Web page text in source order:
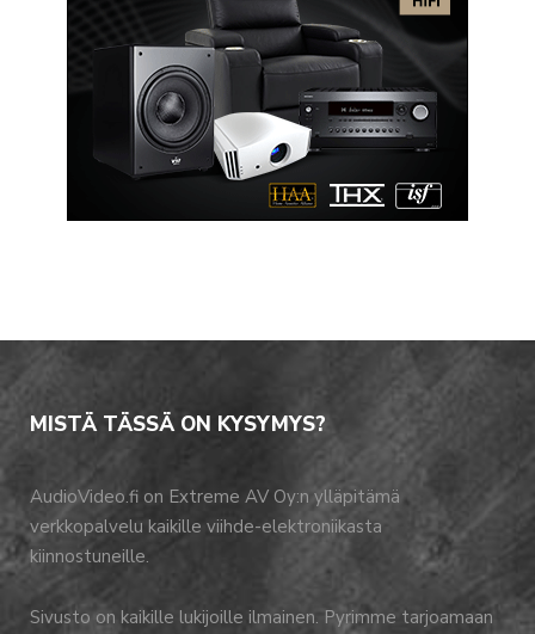
MISTÄ TÄSSÄ ON KYSYMYS?
AudioVideo.fi on Extreme AV Oy:n ylläpitämä
verkkopalvelu kaikille viihde-elektroniikasta
kiinnostuneille.
Sivusto on kaikille lukijoille ilmainen. Pyrimme tarjoamaan